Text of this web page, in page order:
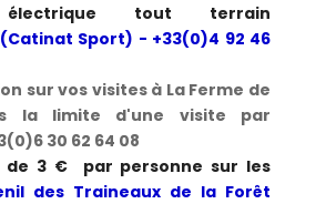
tout terrain
Sport) - +33(0)4 92 46
sur vos visites à La Ferme de
la limite d'une visite par
30 62 64 08
de 3 € par personne sur les
des Traineaux de la Forêt